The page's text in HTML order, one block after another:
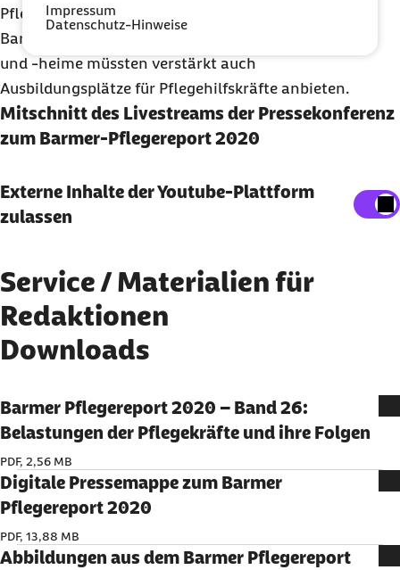
Impressum
Datenschutz-Hinweise
Pflegefachkräfte. Das reicht nicht aus“, so der
Barmer-Vorstandsvorsitzende. Die Pflegedienste
und -heime müssten verstärkt auch
Ausbildungsplätze für Pflegehilfskräfte anbieten.
Mitschnitt des Livestreams der Pressekonferenz
zum Barmer-Pflegereport 2020
Externe Inhalte anzeigen
Sie können an dieser Stelle einstellen, alle externen
Ich bin damit einverstanden, dass personenbezogene
Daten an Drittplattformen übermittelt werden.
Mehr dazu in unsererDatenschutzerklärung
Externe Inhalte der Youtube-Plattform
zulassen
Service / Materialien für
Redaktionen
Downloads
Barmer Pflegereport 2020 – Band 26:
Belastungen der Pflegekräfte und ihre Folgen
PDF, 2,56 MB
Digitale Pressemappe zum Barmer
Pflegereport 2020
PDF, 13,88 MB
Abbildungen aus dem Barmer Pflegereport